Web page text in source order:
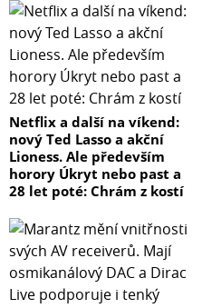
Netflix a další na víkend:
nový Ted Lasso a akční
Lioness. Ale především
horory Úkryt nebo past a
28 let poté: Chrám z kostí